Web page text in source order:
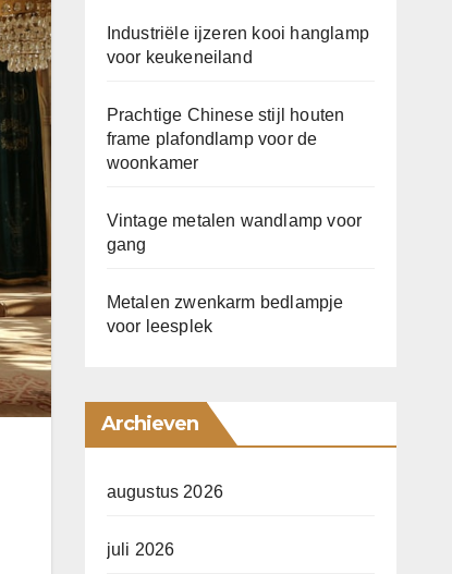
Industriële ijzeren kooi hanglamp
voor keukeneiland
Prachtige Chinese stijl houten
frame plafondlamp voor de
woonkamer
Vintage metalen wandlamp voor
gang
Metalen zwenkarm bedlampje
voor leesplek
Archieven
augustus 2026
juli 2026